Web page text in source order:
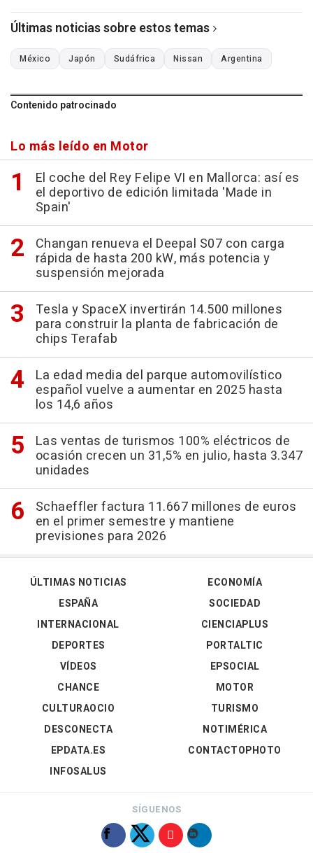
Últimas noticias sobre estos temas
México Japón Sudáfrica Nissan Argentina
Contenido patrocinado
Lo más leído en Motor
El coche del Rey Felipe VI en Mallorca: así es
el deportivo de edición limitada 'Made in
Spain'
Changan renueva el Deepal S07 con carga
rápida de hasta 200 kW, más potencia y
suspensión mejorada
Tesla y SpaceX invertirán 14.500 millones
para construir la planta de fabricación de
chips Terafab
La edad media del parque automovilístico
español vuelve a aumentar en 2025 hasta
los 14,6 años
Las ventas de turismos 100% eléctricos de
ocasión crecen un 31,5% en julio, hasta 3.347
unidades
Schaeffler factura 11.667 millones de euros
en el primer semestre y mantiene
previsiones para 2026
ÚLTIMAS NOTICIAS
ESPAÑA
INTERNACIONAL
DEPORTES
VÍDEOS
ECONOMÍA
SOCIEDAD
CIENCIAPLUS
PORTALTIC
EPSOCIAL
CHANCE
CULTURAOCIO
DESCONECTA
EPDATA.ES
INFOSALUS
MOTOR
TURISMO
NOTIMÉRICA
CONTACTOPHOTO
SÍGUENOS